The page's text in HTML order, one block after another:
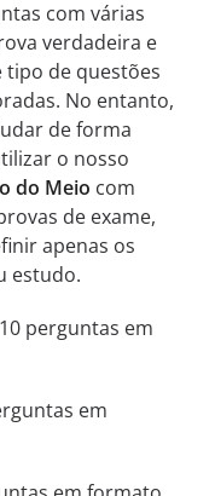
com várias
verdadeira e
tipo de questões
No entanto,
de forma
o nosso
do Meio com
de exame,
apenas os
estudo.
perguntas em
em